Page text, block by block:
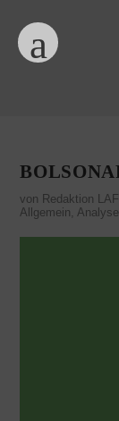
von Redaktion
Allgemein,